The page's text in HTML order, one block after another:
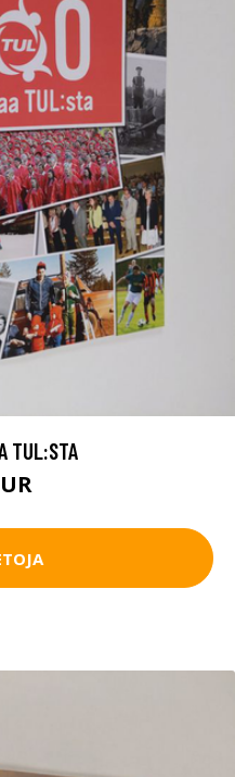
TUL:STA